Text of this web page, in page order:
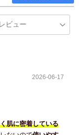
2026-06-17
肌に密着している